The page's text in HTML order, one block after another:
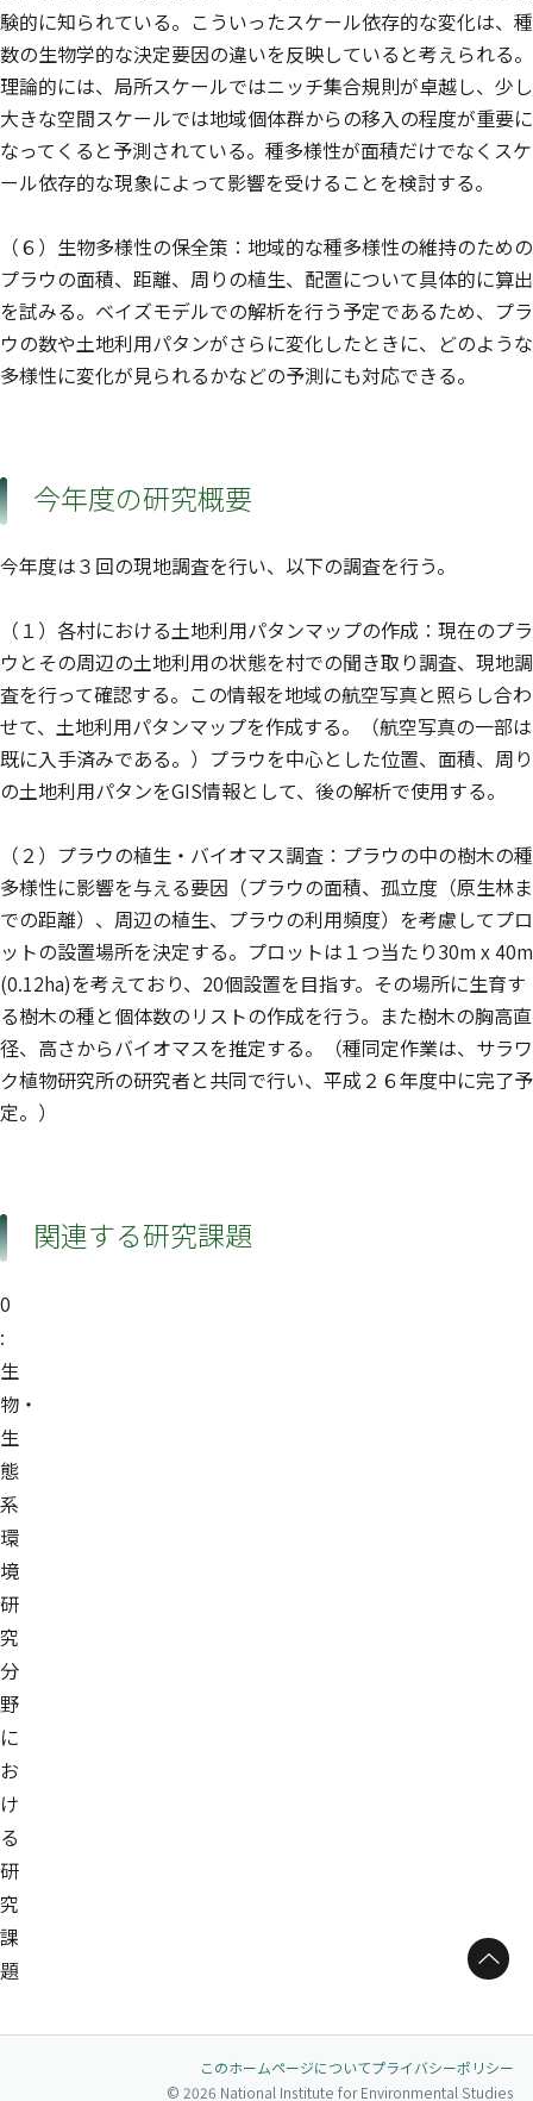
験的に知られている。こういったスケール依存的な変化は、種
数の生物学的な決定要因の違いを反映していると考えられる。
理論的には、局所スケールではニッチ集合規則が卓越し、少し
大きな空間スケールでは地域個体群からの移入の程度が重要に
なってくると予測されている。種多様性が面積だけでなくスケ
ール依存的な現象によって影響を受けることを検討する。
（６）生物多様性の保全策：地域的な種多様性の維持のための
プラウの面積、距離、周りの植生、配置について具体的に算出
を試みる。ベイズモデルでの解析を行う予定であるため、プラ
ウの数や土地利用パタンがさらに変化したときに、どのような
多様性に変化が見られるかなどの予測にも対応できる。
今年度の研究概要
今年度は３回の現地調査を行い、以下の調査を行う。
（１）各村における土地利用パタンマップの作成：現在のプラ
ウとその周辺の土地利用の状態を村での聞き取り調査、現地調
査を行って確認する。この情報を地域の航空写真と照らし合わ
せて、土地利用パタンマップを作成する。（航空写真の一部は
既に入手済みである。）プラウを中心とした位置、面積、周り
の土地利用パタンをGIS情報として、後の解析で使用する。
（２）プラウの植生・バイオマス調査：プラウの中の樹木の種
多様性に影響を与える要因（プラウの面積、孤立度（原生林ま
での距離）、周辺の植生、プラウの利用頻度）を考慮してプロ
ットの設置場所を決定する。プロットは１つ当たり30m x 40m
(0.12ha)を考えており、20個設置を目指す。その場所に生育す
る樹木の種と個体数のリストの作成を行う。また樹木の胸高直
径、高さからバイオマスを推定する。（種同定作業は、サラワ
ク植物研究所の研究者と共同で行い、平成２６年度中に完了予
定。）
関連する研究課題
0
:
生
物・
生
態
系
環
境
研
究
分
野
に
お
け
る
研
究
課
題
ページトップへ
このホームページについてプライバシーポリシー
© 2026 National Institute for Environmental Studies